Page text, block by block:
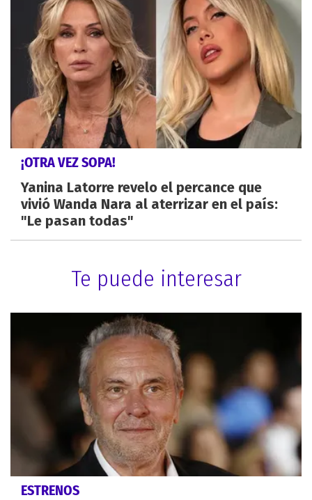
¡OTRA VEZ SOPA!
Yanina Latorre revelo el percance que
vivió Wanda Nara al aterrizar en el país:
"Le pasan todas"
Te puede interesar
ESTRENOS